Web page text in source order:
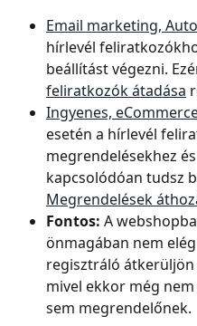
Email marketing,
hírlevél
beállítást végezni.
feliratkozók átadása
Ingyenes,
esetén a hírlevél
megrendelésekhez
kapcsolódóan tudsz
Megrendelések
Fontos: A
önmagában nem
regisztráló átkerüljön
mivel ekkor még
sem megrendelőnek.